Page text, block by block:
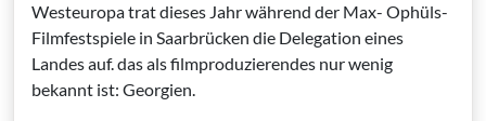
Westeuropa trat dieses Jahr während der Max- Ophüls-
Filmfestspiele in Saarbrücken die Delegation eines
Landes auf. das als filmproduzierendes nur wenig
bekannt ist: Georgien.